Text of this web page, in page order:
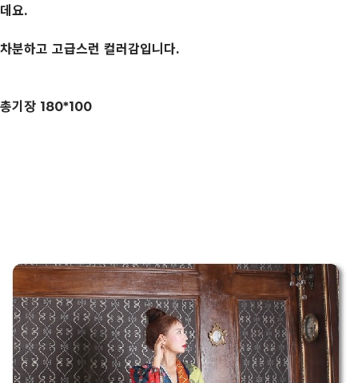
데요.
차분하고 고급스런 컬러감입니다.
총기장 180*100